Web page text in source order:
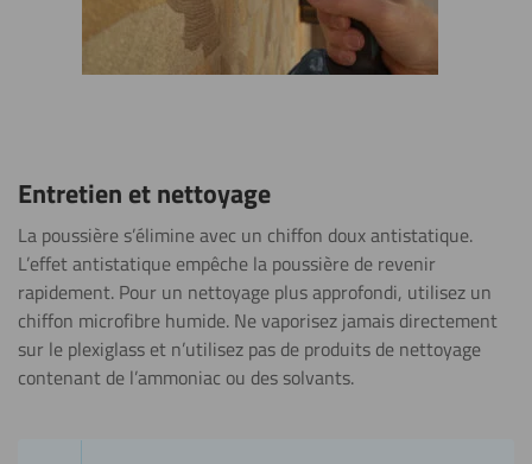
Entretien et nettoyage
La poussière s’élimine avec un chiffon doux antistatique.
L’effet antistatique empêche la poussière de revenir
rapidement. Pour un nettoyage plus approfondi, utilisez un
chiffon microfibre humide. Ne vaporisez jamais directement
sur le plexiglass et n’utilisez pas de produits de nettoyage
contenant de l’ammoniac ou des solvants.